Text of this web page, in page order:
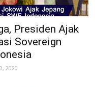
Presiden Ajak
Sovereign
2020